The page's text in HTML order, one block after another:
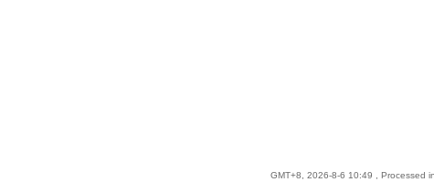
GMT+8, 2026-8-6 10:49 , Processed